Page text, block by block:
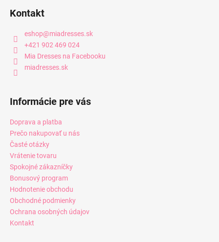
Kontakt
eshop@miadresses.sk
+421 902 469 024
Mia Dresses na Facebooku
miadresses.sk
Informácie pre vás
Doprava a platba
Prečo nakupovať u nás
Časté otázky
Vrátenie tovaru
Spokojné zákazníčky
Bonusový program
Hodnotenie obchodu
Obchodné podmienky
Ochrana osobných údajov
Kontakt